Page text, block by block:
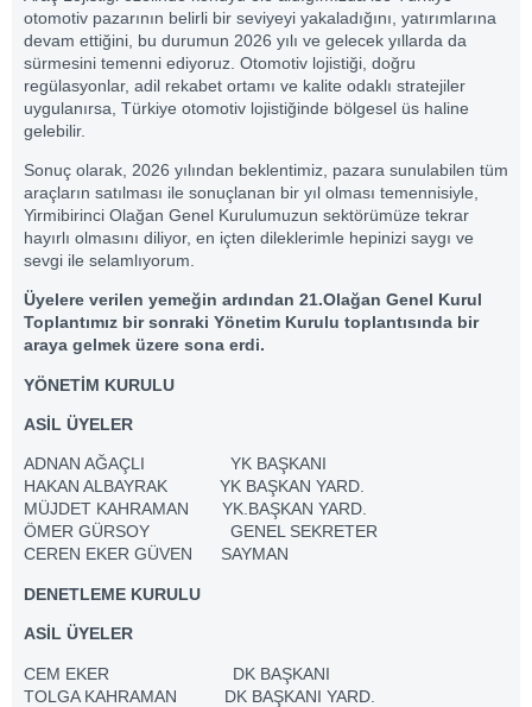
otomotiv pazarının belirli bir seviyeyi yakaladığını, yatırımlarına
devam ettiğini, bu durumun 2026 yılı ve gelecek yıllarda da
sürmesini temenni ediyoruz. Otomotiv lojistiği, doğru
regülasyonlar, adil rekabet ortamı ve kalite odaklı stratejiler
uygulanırsa, Türkiye otomotiv lojistiğinde bölgesel üs haline
gelebilir.
Sonuç olarak, 2026 yılından beklentimiz, pazara sunulabilen tüm
araçların satılması ile sonuçlanan bir yıl olması temennisiyle,
Yirmibirinci Olağan Genel Kurulumuzun sektörümüze tekrar
hayırlı olmasını diliyor, en içten dileklerimle hepinizi saygı ve
sevgi ile selamlıyorum.
Üyelere verilen yemeğin ardından 21.Olağan Genel Kurul
Toplantımız bir sonraki Yönetim Kurulu toplantısında bir
araya gelmek üzere sona erdi.
YÖNETİM KURULU
ASİL ÜYELER
ADNAN AĞAÇLI YK BAŞKANI
HAKAN ALBAYRAK YK BAŞKAN YARD.
MÜJDET KAHRAMAN YK.BAŞKAN YARD.
ÖMER GÜRSOY GENEL SEKRETER
CEREN EKER GÜVEN SAYMAN
DENETLEME KURULU
ASİL ÜYELER
CEM EKER DK BAŞKANI
TOLGA KAHRAMAN DK BAŞKANI YARD.